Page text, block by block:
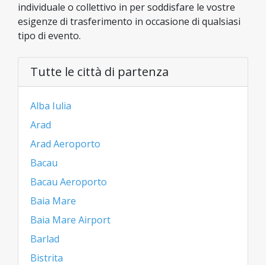
individuale o collettivo in per soddisfare le vostre
esigenze di trasferimento in occasione di qualsiasi
tipo di evento.
Tutte le città di partenza
Alba Iulia
Arad
Arad Aeroporto
Bacau
Bacau Aeroporto
Baia Mare
Baia Mare Airport
Barlad
Bistrita